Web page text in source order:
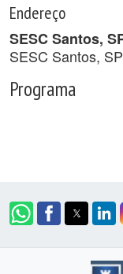
Endereço
SESC Santos,
SESC Santos, SP
Programa